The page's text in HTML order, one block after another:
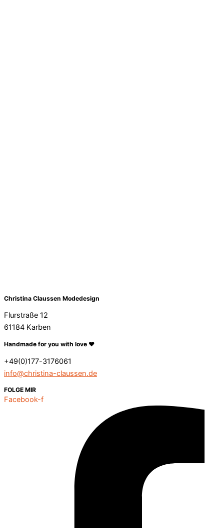
Christina Claussen Modedesign
Flurstraße 12
61184 Karben
Handmade for you with love ❤️
+49(0)177-3176061
info@christina-claussen.de
FOLGE MIR
Facebook-f